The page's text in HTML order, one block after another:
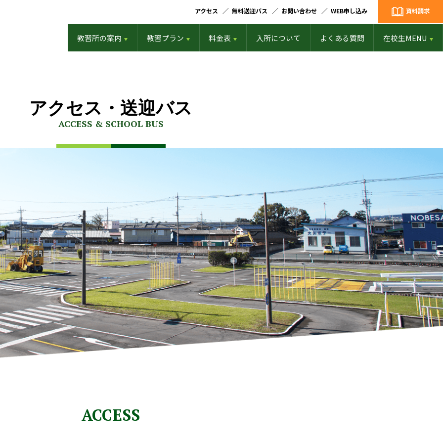
アクセス 無料送迎バス お問い合わせ WEB申し込み 資料請求
教習所の案内 教習プラン 料金表 入所について よくある質問 在校生MENU
アクセス・送迎バス
ACCESS & SCHOOL BUS
ACCESS